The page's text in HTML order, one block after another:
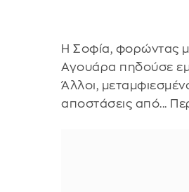
Η Σοφία, φορώντας
Αγουάρα πηδούσε
Άλλοι,
αποστάσεις από...